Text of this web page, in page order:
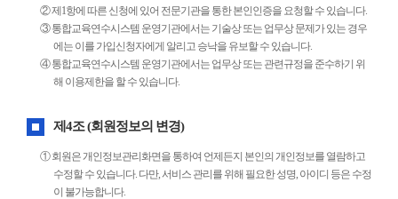
② 제1항에 따른 신청에 있어 전문기관을 통한 본인인증을 요청할 수 있습니다.
③ 통합교육연수시스템 운영기관에서는 기술상 또는 업무상 문제가 있는 경우
에는 이를 가입신청자에게 알리고 승낙을 유보할 수 있습니다.
④ 통합교육연수시스템 운영기관에서는 업무상 또는 관련규정을 준수하기 위
해 이용제한을 할 수 있습니다.
제4조 (회원정보의 변경)
① 회원은 개인정보관리화면을 통하여 언제든지 본인의 개인정보를 열람하고
수정할 수 있습니다. 다만, 서비스 관리를 위해 필요한 성명, 아이디 등은 수정
이 불가능합니다.